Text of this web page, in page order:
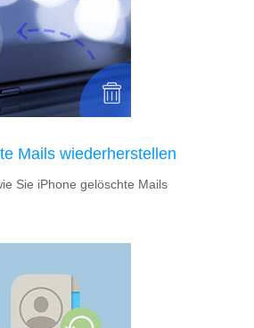
Mails wiederherstellen
Sie iPhone gelöschte Mails